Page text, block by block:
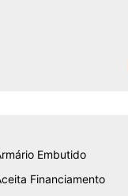
Embutido
Financiamento